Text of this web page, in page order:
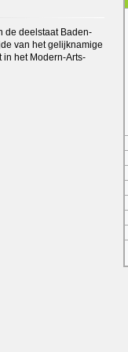
de deelstaat Baden-
van het gelijknamige
in het Modern-Arts-